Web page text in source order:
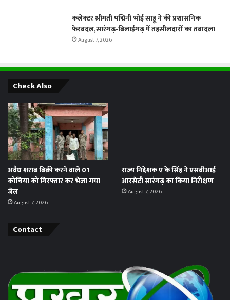
कलेक्टर श्रीमती पद्मिनी भोई साहू ने की प्रशासनिक
फेरबदल,सारंगढ़-बिलाईगढ़ में तहसीलदारों का तबादला
August 7, 2026
Check Also
अवैध शराब बिक्री करने वाले 01
कोचिया को गिरफ्तार कर भेजा गया
जेल
August 7, 2026
राज्य निदेशक ए के सिंह ने एसबीआई
आरसेटी सारंगढ़ का किया निरीक्षण
August 7, 2026
Contact